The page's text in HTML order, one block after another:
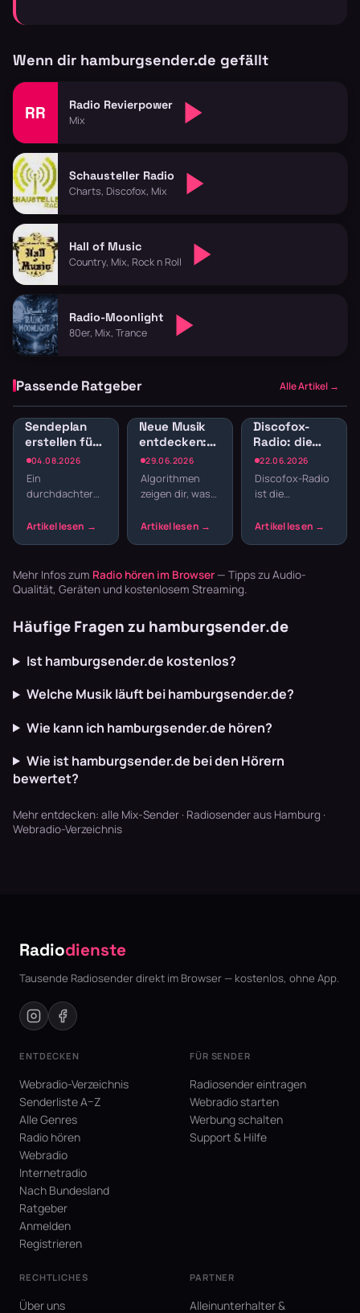
Wenn dir hamburgsender.de gefällt
RR Radio Revierpower
Mix
Schausteller Radio
Charts, Discofox, Mix
Hall of Music
Country, Mix, Rock n Roll
Radio-Moonlight
80er, Mix, Trance
Passende Ratgeber Alle Artikel →
04.08.2026
Sendeplan
erstellen fürs
Webradio:
Struktur
statt
Ein
durchdachter
macht den
beliebigen
Musikstream
29.06.2026
Neue Musik
entdecken:
Radio-
Sender für
Musikentdecker
Algorithmen
zeigen dir, was
kennst.
noch nicht
kennst – aber
22.06.2026
Discofox-
Radio: die
besten
Sender zum
Tanzen
Discofox-Radio
ist die
daheim —
Schlager bis
Mehr Infos zum Radio hören im Browser — Tipps zu Audio-
Qualität, Geräten und kostenlosem Streaming.
Häufige Fragen zu hamburgsender.de
Ist hamburgsender.de kostenlos?
Welche Musik läuft bei hamburgsender.de?
Wie kann ich hamburgsender.de hören?
Wie ist hamburgsender.de bei den Hörern
bewertet?
Mehr entdecken: alle Mix-Sender · Radiosender aus Hamburg ·
Webradio-Verzeichnis
Radiodienste
Tausende Radiosender direkt im Browser — kostenlos, ohne App.
ENTDECKEN
Webradio-Verzeichnis
Senderliste A–Z
Alle Genres
Radio hören
Webradio
Internetradio
Nach Bundesland
Ratgeber
Anmelden
Registrieren
FÜR SENDER
Radiosender eintragen
Webradio starten
Werbung schalten
Support & Hilfe
RECHTLICHES
Über uns
PARTNER
Alleinunterhalter &